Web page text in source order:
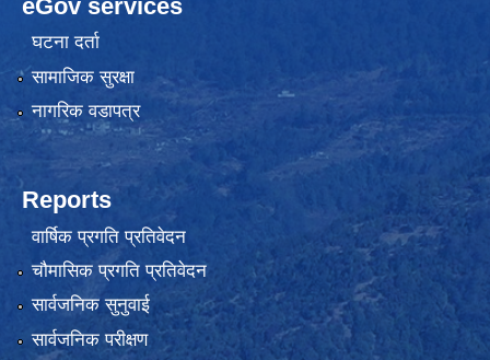
eGov services
घटना दर्ता
सामाजिक सुरक्षा
नागरिक वडापत्र
Reports
वार्षिक प्रगति प्रतिवेदन
चौमासिक प्रगति प्रतिवेदन
सार्वजनिक सुनुवाई
सार्वजनिक परीक्षण